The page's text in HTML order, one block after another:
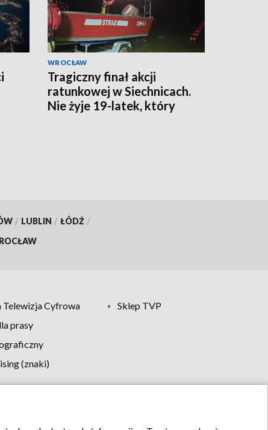
WROCŁAW
Tragiczny finał akcji
ratunkowej w Siechnicach.
Nie żyje 19-latek, który
/ LUBLIN / ŁÓDŹ /
Telewizja Cyfrowa
Sklep TVP
prasy
(znaki)
Kontakt